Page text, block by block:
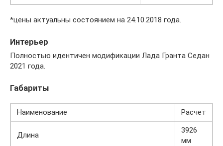
*цены актуальны состоянием на 24.10.2018 года.
Интерьер
Полностью идентичен модификации Лада Гранта Седан
2021 года.
Габариты
Наименование Расчет
Длина
3926
мм